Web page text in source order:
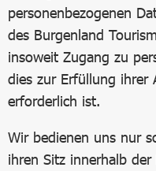
personenbezogenen
des Burgenland
insoweit Zugang zu
dies zur Erfüllung ihrer
erforderlich ist.
Wir bedienen uns nur
ihren Sitz innerhalb